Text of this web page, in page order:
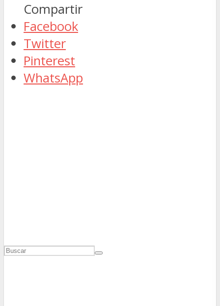
Compartir
Facebook
Twitter
Pinterest
WhatsApp